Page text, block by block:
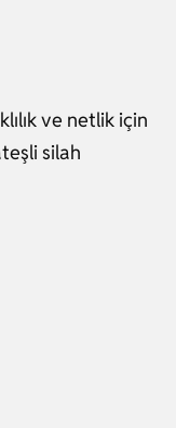
ve netlik için
silah